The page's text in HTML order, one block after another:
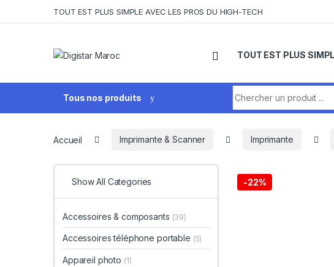
TOUT EST PLUS SIMPLE AVEC LES PROS DU HIGH-TECH
TOUT EST PLUS
Tous nos produits
Accueil Imprimante & Scanner Imprimante
-22%
Show All Categories
Accessoires & composants (39)
Accessoires téléphone portable (5)
Appareil photo (1)